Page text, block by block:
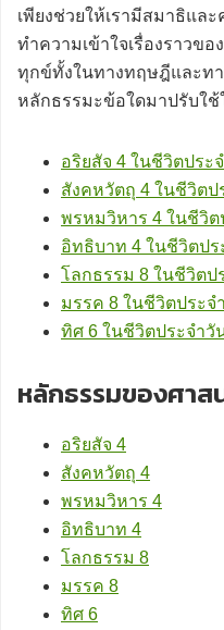
เพียงช่วยให้เรามีสมาธิแล
ทำความเข้าใจเรื่องราวข
ทุกข์ทั้งในทางทฤษฎีและท
หลักธรรมะข้อใดมาปรับใ
อริยสัจ 4 ในชีวิตประ
สังคหวัตถุ 4 ในชีวิตป
พรหมวิหาร 4 ในชีวิต
อิทธิบาท 4 ในชีวิตปร
โลกธรรม 8 ในชีวิตป
มรรค 8 ในชีวิตประจ
ทิศ 6 ในชีวิตประจำวั
หลักธรรมของศา
อริยสัจ 4
สังคหวัตถุ 4
พรหมวิหาร 4
อิทธิบาท 4
โลกธรรม 8
มรรค 8
ทิศ 6